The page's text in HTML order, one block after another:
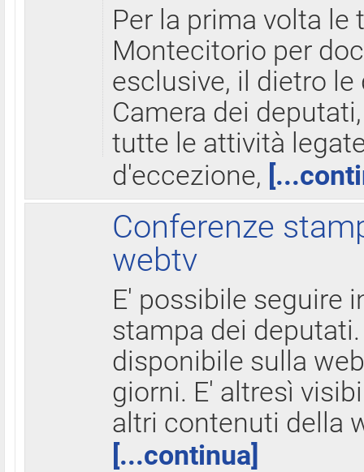
Per la prima volta le
Montecitorio per
esclusive, il dietro
Camera dei
tutte le attività
d'eccezione,
Conferenze
webtv
E' possibile seguire
stampa dei
disponibile sulla
giorni. E' altresì
altri contenuti della
[...continua]